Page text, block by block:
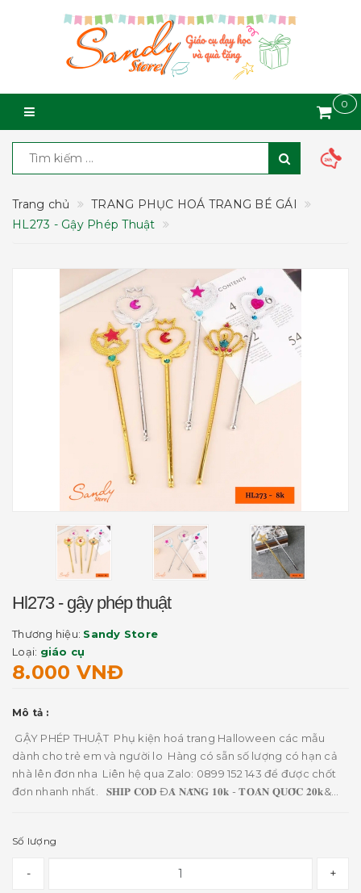
0
Trang chủ
TRANG PHỤC HOÁ TRANG BÉ GÁI
HL273 - Gậy Phép Thuật
Hl273 - gậy phép thuật
Thương hiệu: Sandy Store
Loại: giáo cụ
8.000 VNĐ
Mô tả :
GẬY PHÉP THUẬT Phụ kiện hoá trang Halloween các mẫu
dành cho trẻ em và người lo Hàng có sẵn số lượng có hạn cả
nhà lên đơn nha Liên hệ qua Zalo: 0899 152 143 để được chốt
đơn nhanh nhất. 𝐒𝐇𝐈𝐏 𝐂𝐎𝐃 Đ𝐀̀ 𝐍𝐀̆̃𝐍𝐆 𝟏𝟎𝐤 - 𝐓𝐎𝐀̀𝐍 𝐐𝐔𝐎̂́𝐂 𝟐𝟎𝐤&...
Số lượng
- +